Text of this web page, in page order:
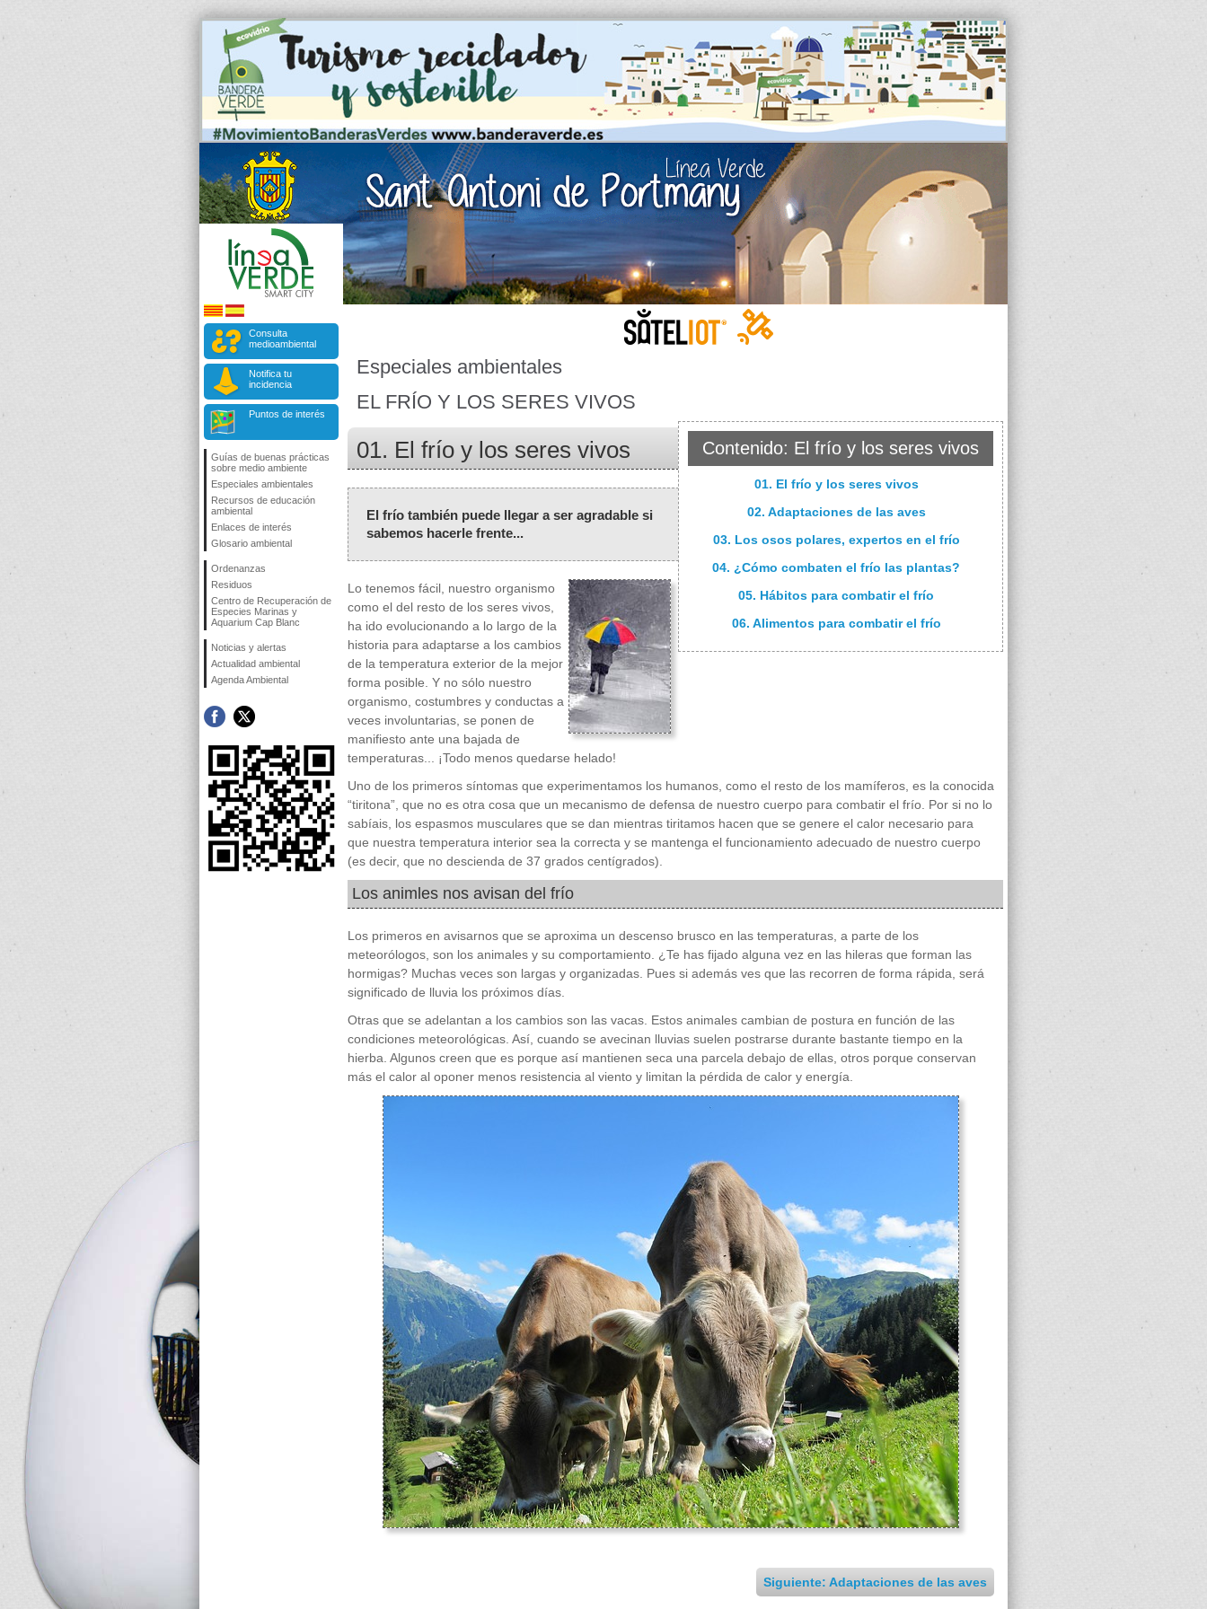
Consulta
medioambiental
Notifica tu
incidencia
Puntos de interés
Guías de buenas prácticas
sobre medio ambiente
Especiales ambientales
Recursos de educación
ambiental
Enlaces de interés
Glosario ambiental
Ordenanzas
Residuos
Centro de Recuperación de
Especies Marinas y
Aquarium Cap Blanc
Noticias y alertas
Actualidad ambiental
Agenda Ambiental
Especiales ambientales
EL FRÍO Y LOS SERES VIVOS
Contenido: El frío y los seres vivos
01. El frío y los seres vivos
02. Adaptaciones de las aves
03. Los osos polares, expertos en el frío
04. ¿Cómo combaten el frío las plantas?
05. Hábitos para combatir el frío
06. Alimentos para combatir el frío
01. El frío y los seres vivos
El frío también puede llegar a ser agradable si
sabemos hacerle frente...
Lo tenemos fácil, nuestro organismo
como el del resto de los seres vivos,
ha ido evolucionando a lo largo de la
historia para adaptarse a los cambios
de la temperatura exterior de la mejor
forma posible. Y no sólo nuestro
organismo, costumbres y conductas a
veces involuntarias, se ponen de
manifiesto ante una bajada de
temperaturas... ¡Todo menos quedarse helado!
Uno de los primeros síntomas que experimentamos los humanos, como el resto de los mamíferos, es la conocida
“tiritona”, que no es otra cosa que un mecanismo de defensa de nuestro cuerpo para combatir el frío. Por si no lo
sabíais, los espasmos musculares que se dan mientras tiritamos hacen que se genere el calor necesario para
que nuestra temperatura interior sea la correcta y se mantenga el funcionamiento adecuado de nuestro cuerpo
(es decir, que no descienda de 37 grados centígrados).
Los animles nos avisan del frío
Los primeros en avisarnos que se aproxima un descenso brusco en las temperaturas, a parte de los
meteorólogos, son los animales y su comportamiento. ¿Te has fijado alguna vez en las hileras que forman las
hormigas? Muchas veces son largas y organizadas. Pues si además ves que las recorren de forma rápida, será
significado de lluvia los próximos días.
Otras que se adelantan a los cambios son las vacas. Estos animales cambian de postura en función de las
condiciones meteorológicas. Así, cuando se avecinan lluvias suelen postrarse durante bastante tiempo en la
hierba. Algunos creen que es porque así mantienen seca una parcela debajo de ellas, otros porque conservan
más el calor al oponer menos resistencia al viento y limitan la pérdida de calor y energía.
Siguiente: Adaptaciones de las aves